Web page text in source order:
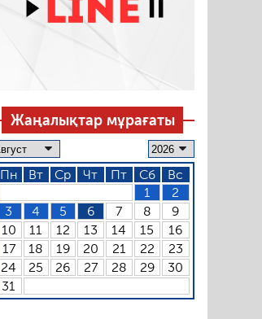
Жаңалықтар мұрағаты
Пн Вт Ср Чт Пт Сб
Вс
1
2
3
4 5 6 7 8
9
10
11 12 13 14 15
16
17
18 19 20 21 22
23
24
25 26 27 28 29
30
31